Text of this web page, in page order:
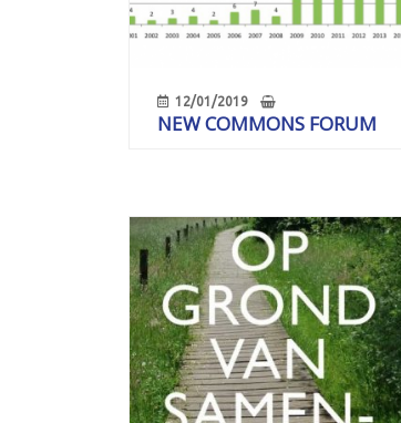
12/01/2019
NEW COMMONS FORUM